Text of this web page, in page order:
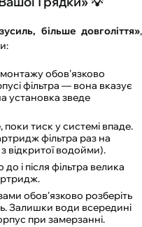
більше довголіття»,
монтажу обов'язково
фільтра — вона вказує
установка зведе
поки тиск у системі впаде.
фільтра раз на
відкритої водойми).
і після фільтра велика
обов'язково розберіть
Залишки води всередині
при замерзанні.